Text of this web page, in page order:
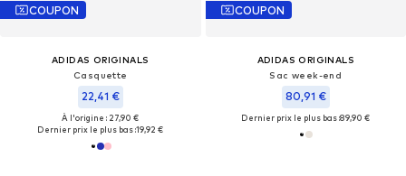
COUPON
ADIDAS ORIGINALS
Casquette
22,41 €
À l'origine : 27,90 €
Dernier prix le plus bas :19,92 €
COUPON
ADIDAS ORIGINALS
Sac week-end
80,91 €
Dernier prix le plus bas :89,90 €